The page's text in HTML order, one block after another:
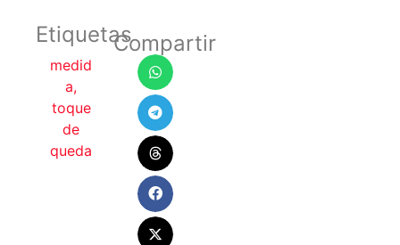
Etiquetas
medid
a,
toque
de
queda
Compartir